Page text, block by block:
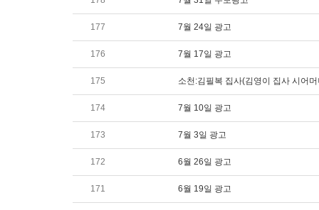
177 7월 24일 광고
176 7월 17일 광고
175 소천:김필복 집사(김영이 집사 시어
174 7월 10일 광고
173 7월 3일 광고
172 6월 26일 광고
171 6월 19일 광고